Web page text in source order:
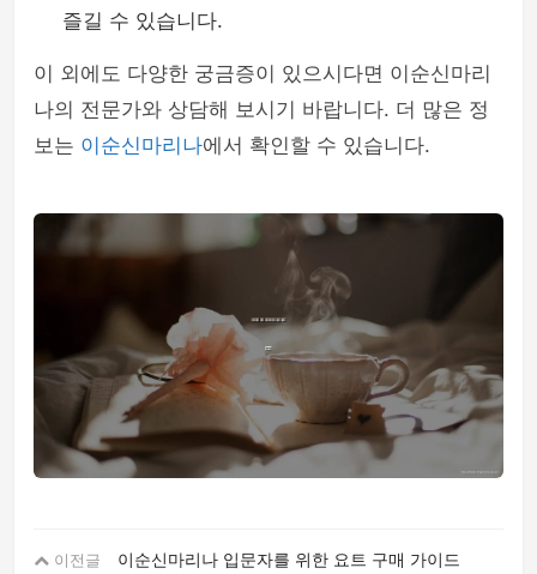
즐길 수 있습니다.
이 외에도 다양한 궁금증이 있으시다면 이순신마리
나의 전문가와 상담해 보시기 바랍니다. 더 많은 정
보는 이순신마리나에서 확인할 수 있습니다.
이전글
이순신마리나 입문자를 위한 요트 구매 가이드